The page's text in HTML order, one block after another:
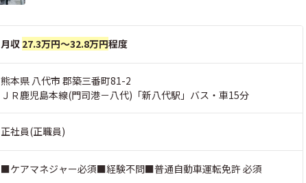
月収 27.3万円～32.8万円程度
熊本県 八代市 郡築三番町81-2
ＪＲ鹿児島本線(門司港－八代)「新八代駅」バス・車15分
正社員(正職員)
■ケアマネジャー必須■経験不問■普通自動車運転免許 必須